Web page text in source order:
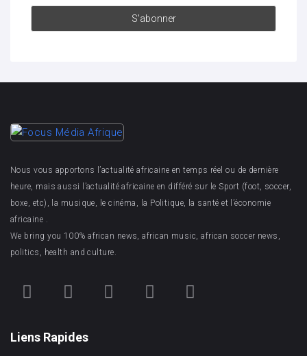
Nous vous apportons l’actualité africaine en temps réel ou de dernière
heure, mais aussi l’actualité africaine en différé sur le Sport (foot, soccer,
boxe, etc), la musique, le cinéma, la Politique, la santé et l’économie
africaine .
We bring you 100% african news, african music, african soccer news,
politics, health and culture.
Liens Rapides